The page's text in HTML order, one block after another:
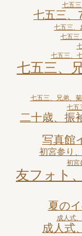
七五
七五三、
七五三、
七五三
七五三、
七五三、
七五三、兄弟、
七五
二十歳、振
写真館
初宮参り
初宮
友フォト
夏の
成人式
成人式